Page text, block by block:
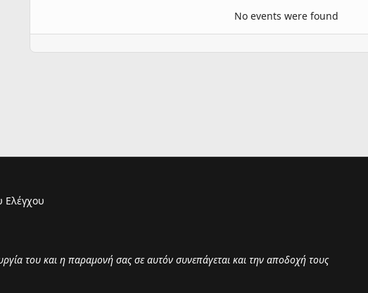
No events were found
Ελέγχου
του και η παραμονή σας σε αυτόν συνεπάγεται και την αποδοχή τους